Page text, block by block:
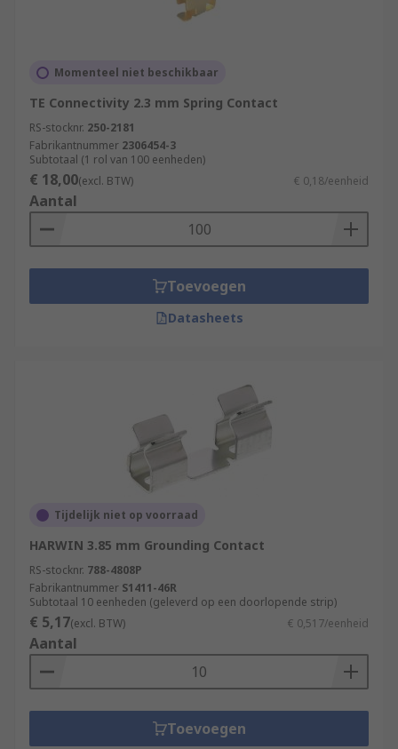
Momenteel niet beschikbaar
TE Connectivity 2.3 mm Spring Contact
RS-stocknr. 250-2181
Fabrikantnummer 2306454-3
Subtotaal (1 rol van 100 eenheden)
€ 18,00(excl. BTW) € 0,18/eenheid
Aantal
Toevoegen
Datasheets
Tijdelijk niet op voorraad
HARWIN 3.85 mm Grounding Contact
RS-stocknr. 788-4808P
Fabrikantnummer S1411-46R
Subtotaal 10 eenheden (geleverd op een doorlopende strip)
€ 5,17(excl. BTW) € 0,517/eenheid
Aantal
Toevoegen